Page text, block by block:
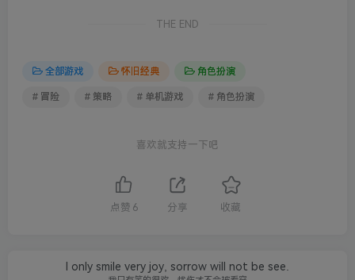
THE END
全部游戏 怀旧经典 角色扮演
# 冒险 # 策略 # 单机游戏 # 角色扮演
喜欢就支持一下吧
点赞 6 分享 收藏
I only smile very joy, sorrow will not be see.